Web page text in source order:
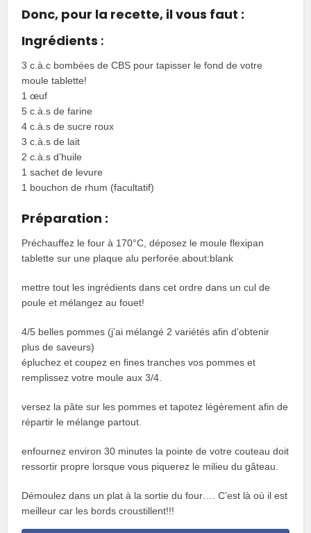
Donc, pour la recette, il vous faut :
Ingrédients :
3 c.à.c bombées de CBS pour tapisser le fond de votre
moule tablette!
1 œuf
5 c.à.s de farine
4 c.à.s de sucre roux
3 c.à.s de lait
2 c.à.s d’huile
1 sachet de levure
1 bouchon de rhum (facultatif)
Préparation :
Préchauffez le four à 170°C, déposez le moule flexipan
tablette sur une plaque alu perforée.about:blank
mettre tout les ingrédients dans cet ordre dans un cul de
poule et mélangez au fouet!
4/5 belles pommes (j’ai mélangé 2 variétés afin d’obtenir
plus de saveurs)
épluchez et coupez en fines tranches vos pommes et
remplissez votre moule aux 3/4.
versez la pâte sur les pommes et tapotez légèrement afin de
répartir le mélange partout.
enfournez environ 30 minutes la pointe de votre couteau doit
ressortir propre lorsque vous piquerez le milieu du gâteau.
Démoulez dans un plat à la sortie du four…. C’est là où il est
meilleur car les bords croustillent!!!